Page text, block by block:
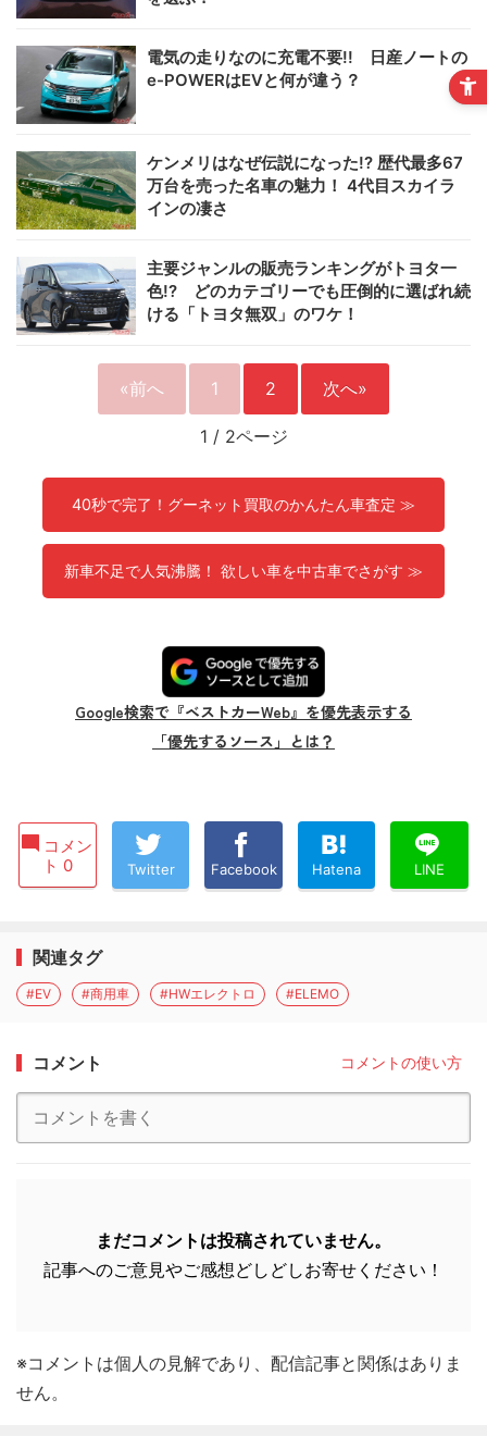
電気の走りなのに充電不要!! 日産ノートの
e-POWERはEVと何が違う？
ケンメリはなぜ伝説になった!? 歴代最多67
万台を売った名車の魅力！ 4代目スカイラ
インの凄さ
主要ジャンルの販売ランキングがトヨタ一
色!? どのカテゴリーでも圧倒的に選ばれ続
ける「トヨタ無双」のワケ！
«前へ 1 2 次へ»
1 / 2ページ
40秒で完了！グーネット買取のかんたん車査定 ≫
新車不足で人気沸騰！ 欲しい車を中古車でさがす ≫
Google検索で『ベストカーWeb』を優先表示する
「優先するソース」とは？
コメン
ト 0
Twitter Facebook Hatena LINE
関連タグ
#EV #商用車 #HWエレクトロ #ELEMO
コメント コメントの使い方
まだコメントは投稿されていません。
記事へのご意見やご感想どしどしお寄せください！
※コメントは個人の見解であり、配信記事と関係はありま
せん。